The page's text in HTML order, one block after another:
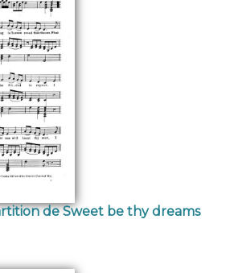
de Sweet be thy dreams